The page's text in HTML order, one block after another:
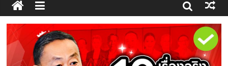
ธุรกิจ
SME